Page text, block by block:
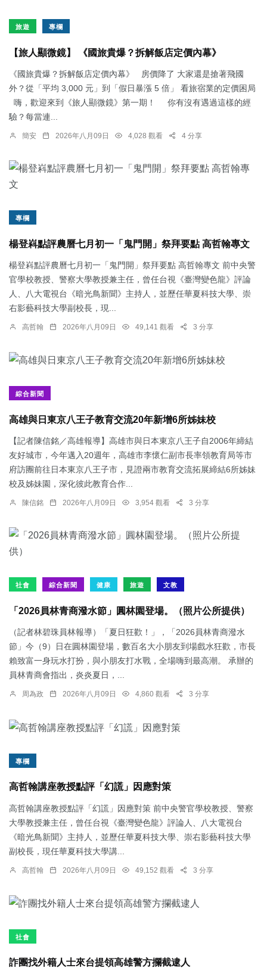
旅遊 專欄
【旅人顯微鏡】 《國旅貴爆？拆解飯店定價內幕》
《國旅貴爆？拆解飯店定價內幕》 房價降了 大家還是搶著飛國
外？從「平均 3,000 元」到「假日暴漲 5 倍」 看旅宿業的定價困局
嗨，歡迎來到《旅人顯微鏡》第一期！ 你有沒有遇過這樣的經
驗？每當連...
簡安 2026年八月09日 4,028 觀看 4 分享
專欄
楊登嵙點評農曆七月初一「鬼門開」祭拜要點 高哲翰專文
楊登嵙點評農曆七月初一「鬼門開」祭拜要點 高哲翰專文 前中央警
官學校教授、警察大學教授兼主任，曾任台視《臺灣變色龍》評論
人、八大電視台《暗光鳥新聞》主持人，並歷任華夏科技大學、崇
右影藝科技大學副校長，現...
高哲翰 2026年八月09日 49,141 觀看 3 分享
綜合新聞
高雄與日東京八王子教育交流20年新增6所姊妹校
【記者陳信銘／高雄報導】高雄市與日本東京八王子自2006年締結
友好城市，今年邁入20週年，高雄市李懷仁副市長率領教育局等市
府訪團前往日本東京八王子市，見證兩市教育交流拓展締結6所姊妹
校及姊妹園，深化彼此教育合作...
陳信銘 2026年八月09日 3,954 觀看 3 分享
社會 綜合新聞 健康 旅遊 文教
「2026員林青商潑水節」圓林園登場。（照片公所提供）
（記者林碧珠員林報導）「夏日狂歡！」，「2026員林青商潑水
節」今（9）日在圓林園登場，數百名大小朋友到場戲水狂歡，市長
賴致富一身玩水打扮，與小朋友打水戰，全場嗨到最高潮。 承辦的
員林青商會指出，炎炎夏日，...
周為政 2026年八月09日 4,860 觀看 3 分享
專欄
高哲翰講座教授點評「幻謊」因應對策
高哲翰講座教授點評「幻謊」因應對策 前中央警官學校教授、警察
大學教授兼主任，曾任台視《臺灣變色龍》評論人、八大電視台
《暗光鳥新聞》主持人，並歷任華夏科技大學、崇右影藝科技大學
副校長，現任華夏科技大學講...
高哲翰 2026年八月09日 49,152 觀看 3 分享
社會
詐團找外籍人士來台提領高雄警方攔截逮人